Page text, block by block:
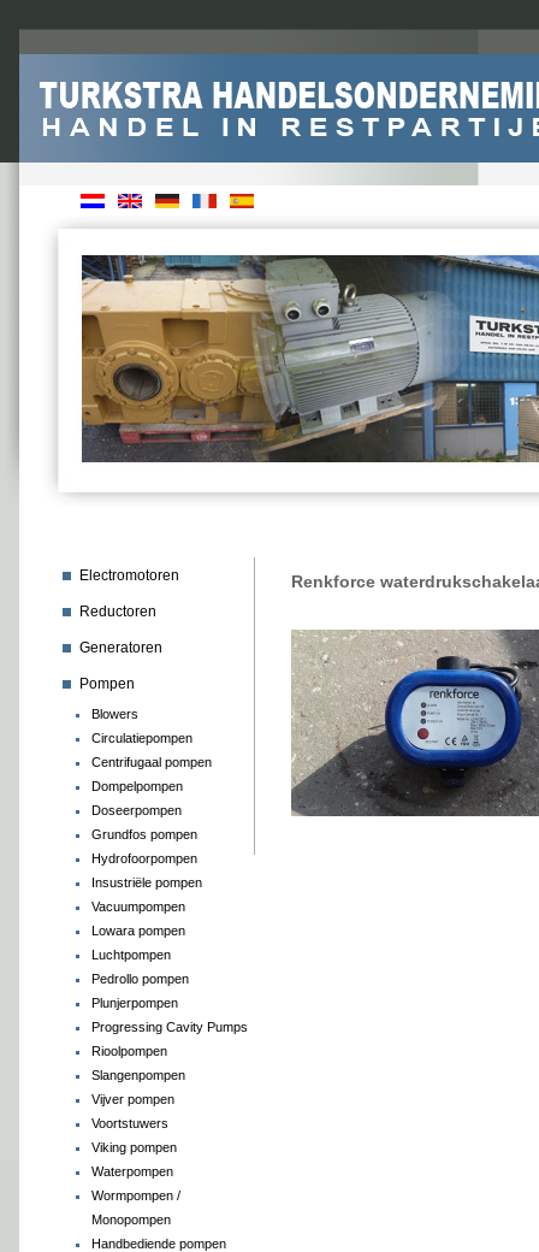
Electromotoren
Reductoren
Generatoren
Pompen
Blowers
Circulatiepompen
Centrifugaal pompen
Dompelpompen
Doseerpompen
Grundfos pompen
Hydrofoorpompen
Insustriële pompen
Vacuumpompen
Lowara pompen
Luchtpompen
Pedrollo pompen
Plunjerpompen
Progressing Cavity Pumps
Rioolpompen
Slangenpompen
Vijver pompen
Voortstuwers
Viking pompen
Waterpompen
Wormpompen /
Monopompen
Handbediende pompen
Renkforce